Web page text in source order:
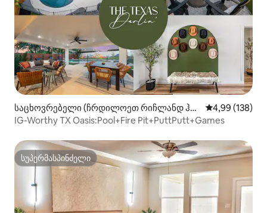
საცხოვრებელი (ჩრდილოეთ რიჩლანდ ჰი
ლსი)
საშუალო
4,99 (138)
IG-Worthy TX Oasis:Pool+Fire Pit+PuttPutt+Games
სუპერმასპინძელი
სუპერმასპინძელი